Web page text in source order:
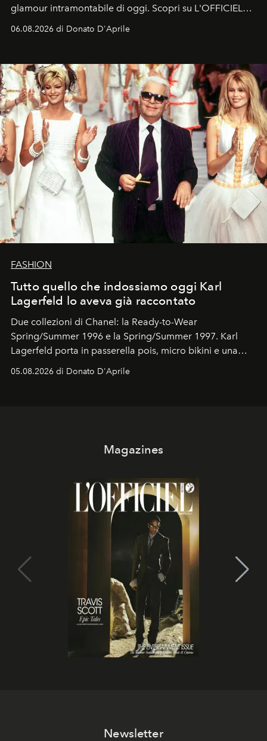
glamour intramontabile di oggi. Scopri su L'OFFICIEL
06.08.2026 di Donato D'Aprile
FASHION
Tutto quello che indossiamo oggi Karl
Lagerfeld lo aveva già raccontato
Due collezioni di Chanel: la Ready-to-Wear
Spring/Summer 1996 e la Spring/Summer 1997. Karl
Lagerfeld porta in passerella pois, micro bikini e una
Kate, Claudia e Carla una dietro l'altra. Trent'anni dopo,
05.08.2026 di Donato D'Aprile
Magazines
Newsletter